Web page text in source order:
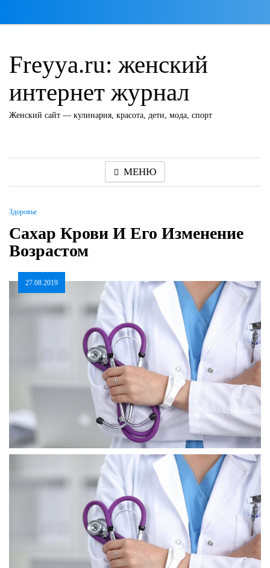
Freyya.ru: женский
интернет журнал
Женский сайт — кулинария, красота, дети, мода, спорт
МЕНЮ
Здоровье
Сахар Крови И Его Изменение
Возрастом
27.08.2019